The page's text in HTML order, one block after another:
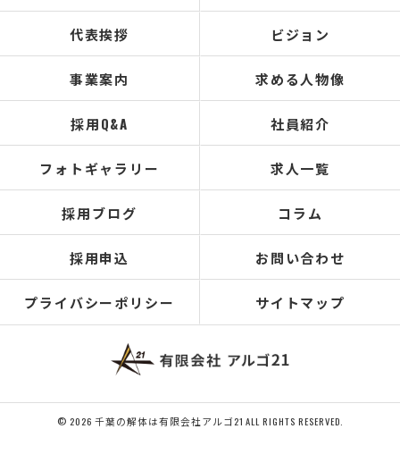
代表挨拶 ビジョン
事業案内 求める人物像
採用Q&A 社員紹介
フォトギャラリー 求人一覧
採用ブログ コラム
採用申込 お問い合わせ
プライバシーポリシー サイトマップ
© 2026 千葉の解体は有限会社アルゴ21 ALL RIGHTS RESERVED.